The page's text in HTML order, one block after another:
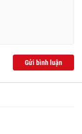
Gửi bình luận